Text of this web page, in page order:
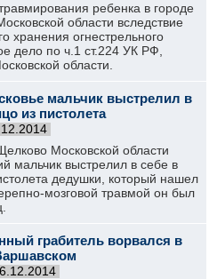
ребенка в городе
области вследствие
хранения огнестрельного
дело по ч.1 ст.224 УК РФ,
области.
мальчик выстрелил в
из пистолета
Московской области
мальчик выстрелил в себе в
дедушки, который нашел
мозговой травмой он был
грабитель ворвался в